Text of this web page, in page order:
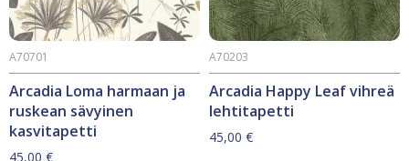
Arcadia Loma harmaan ja
ruskean sävyinen
kasvitapetti
A70701
45,00 €
Arcadia Happy Leaf vihreä
lehtitapetti
A70203
45,00 €